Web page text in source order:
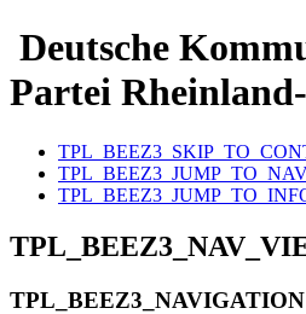
Deutsche
Partei
TPL_BEEZ3_NAVIGATION